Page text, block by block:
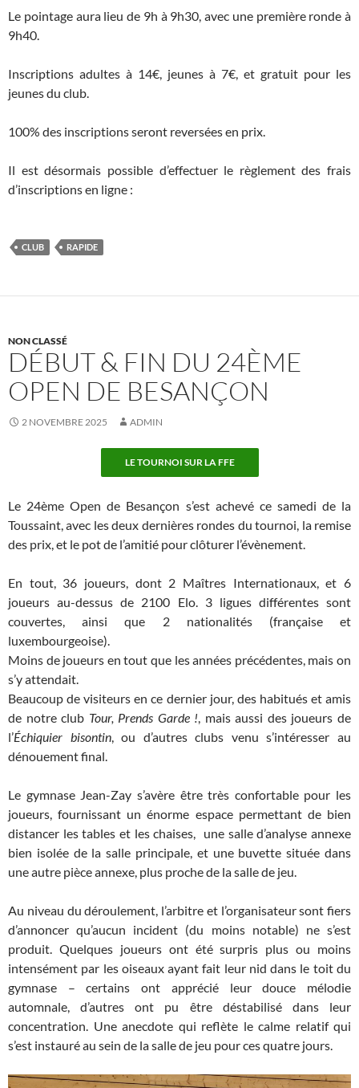
Le pointage aura lieu de 9h à 9h30, avec une première ronde à
9h40.
Inscriptions adultes à 14€, jeunes à 7€, et gratuit pour les
jeunes du club.
100% des inscriptions seront reversées en prix.
Il est désormais possible d’effectuer le règlement des frais
d’inscriptions en ligne :
CLUB RAPIDE
NON CLASSÉ
DÉBUT & FIN DU 24ÈME
OPEN DE BESANÇON
2 NOVEMBRE 2025 ADMIN
LE TOURNOI SUR LA FFE
Le 24ème Open de Besançon s’est achevé ce samedi de la
Toussaint, avec les deux dernières rondes du tournoi, la remise
des prix, et le pot de l’amitié pour clôturer l’évènement.
En tout, 36 joueurs, dont 2 Maîtres Internationaux, et 6
joueurs au-dessus de 2100 Elo. 3 ligues différentes sont
couvertes, ainsi que 2 nationalités (française et
luxembourgeoise).
Moins de joueurs en tout que les années précédentes, mais on
s’y attendait.
Beaucoup de visiteurs en ce dernier jour, des habitués et amis
de notre club Tour, Prends Garde !, mais aussi des joueurs de
l’Échiquier bisontin, ou d’autres clubs venu s’intéresser au
dénouement final.
Le gymnase Jean-Zay s’avère être très confortable pour les
joueurs, fournissant un énorme espace permettant de bien
distancer les tables et les chaises, une salle d’analyse annexe
bien isolée de la salle principale, et une buvette située dans
une autre pièce annexe, plus proche de la salle de jeu.
Au niveau du déroulement, l’arbitre et l’organisateur sont fiers
d’annoncer qu’aucun incident (du moins notable) ne s’est
produit. Quelques joueurs ont été surpris plus ou moins
intensément par les oiseaux ayant fait leur nid dans le toit du
gymnase – certains ont apprécié leur douce mélodie
automnale, d’autres ont pu être déstabilisé dans leur
concentration. Une anecdote qui reflète le calme relatif qui
s’est instauré au sein de la salle de jeu pour ces quatre jours.